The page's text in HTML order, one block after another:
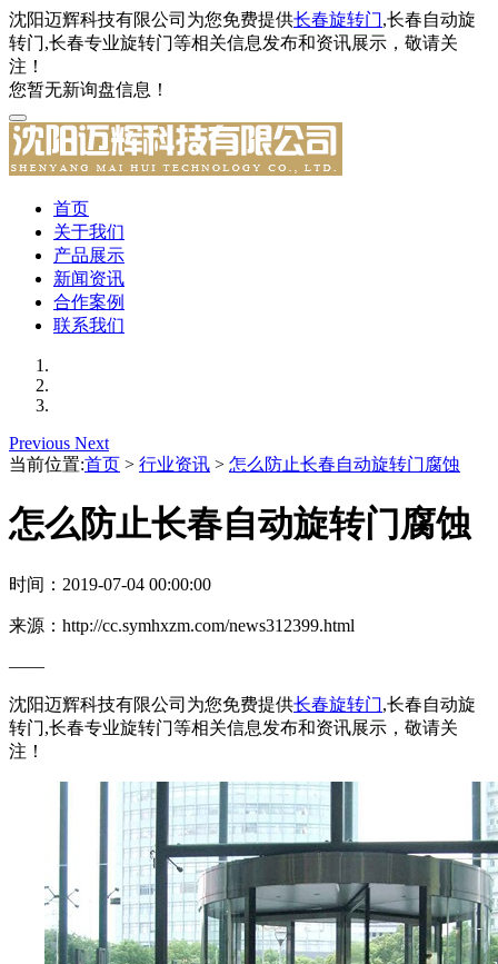
沈阳迈辉科技有限公司为您免费提供长春旋转门,长春自动旋
转门,长春专业旋转门等相关信息发布和资讯展示，敬请关
注！
您暂无新询盘信息！
首页
关于我们
产品展示
新闻资讯
合作案例
联系我们
Previous Next
当前位置:首页 > 行业资讯 > 怎么防止长春自动旋转门腐蚀
怎么防止长春自动旋转门腐蚀
时间：2019-07-04 00:00:00
来源：http://cc.symhxzm.com/news312399.html
——
沈阳迈辉科技有限公司为您免费提供长春旋转门,长春自动旋
转门,长春专业旋转门等相关信息发布和资讯展示，敬请关
注！